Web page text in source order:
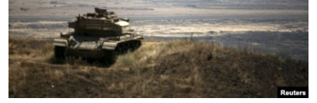
Learning English
СОЦИАЛЬНЫЕ СЕТИ